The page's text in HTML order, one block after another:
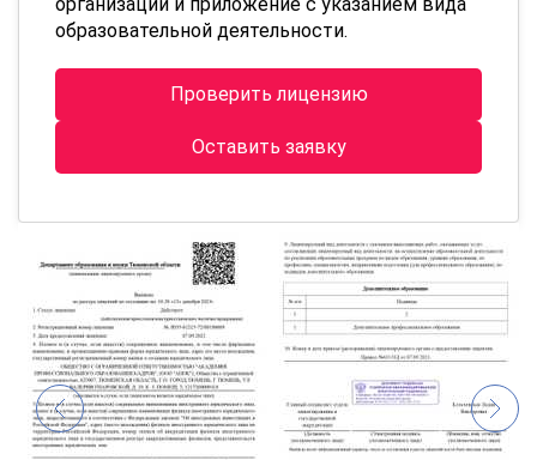
образовательной деятельности.
Проверить лицензию
Оставить заявку